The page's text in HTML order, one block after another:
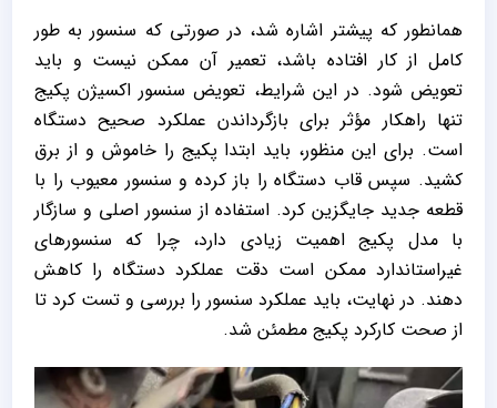
همانطور که پیشتر اشاره شد، در صورتی که سنسور به‌ طور
کامل از کار افتاده باشد، تعمیر آن ممکن نیست و باید
تعویض شود. در این شرایط، تعویض سنسور اکسیژن پکیج
تنها راهکار مؤثر برای بازگرداندن عملکرد صحیح دستگاه
است. برای این منظور، باید ابتدا پکیج را خاموش و از برق
کشید. سپس قاب دستگاه را باز کرده و سنسور معیوب را با
قطعه جدید جایگزین کرد. استفاده از سنسور اصلی و سازگار
با مدل پکیج اهمیت زیادی دارد، چرا که سنسورهای
غیراستاندارد ممکن است دقت عملکرد دستگاه را کاهش
دهند. در نهایت، باید عملکرد سنسور را بررسی و تست کرد تا
از صحت کارکرد پکیج مطمئن شد.